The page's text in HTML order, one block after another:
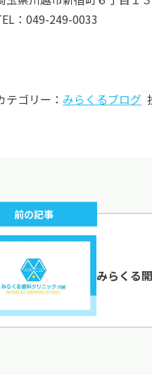
：049-249-0033
テゴリー： みらくるブログ
前の記事
みらくる